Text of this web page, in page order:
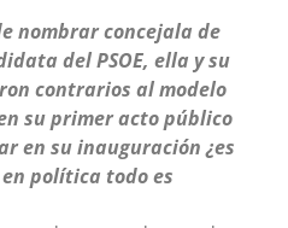
nombrar concejala de
del PSOE, ella y su
contrarios al modelo
su primer acto público
en su inauguración ¿es
política todo es